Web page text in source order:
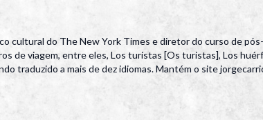
cultural do The New York Times e diretor do curso de
de viagem, entre eles, Los turistas [Os turistas], Los
traduzido a mais de dez idiomas. Mantém o site